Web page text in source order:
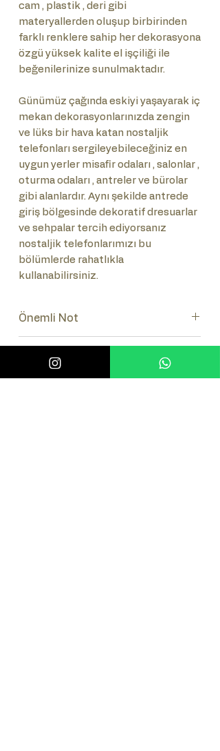
cam , plastik , deri gibi
materyallerden oluşup birbirinden
farklı renklere sahip her dekorasyona
özgü yüksek kalite el işçiliği ile
beğenilerinize sunulmaktadır.
Günümüz çağında eskiyi yaşayarak iç
mekan dekorasyonlarınızda zengin
ve lüks bir hava katan nostaljik
telefonları sergileyebileceğiniz en
uygun yerler misafir odaları , salonlar ,
oturma odaları , antreler ve bürolar
gibi alanlardır. Aynı şekilde antrede
giriş bölgesinde dekoratif dresuarlar
ve sehpalar tercih ediyorsanız
nostaljik telefonlarımızı bu
bölümlerde rahatlıkla
kullanabilirsiniz.
Önemli Not
Lütfen ürünün numaratör takımını
seçiniz.(Tuşlu-Çevirmeli)
Sık Sorulan Sorular (SSS)
Sık Sorulan Sorulara bakmak için